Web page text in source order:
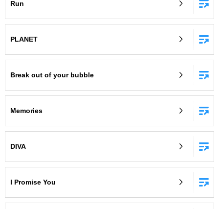
Run
PLANET
Break out of your bubble
Memories
DIVA
I Promise You